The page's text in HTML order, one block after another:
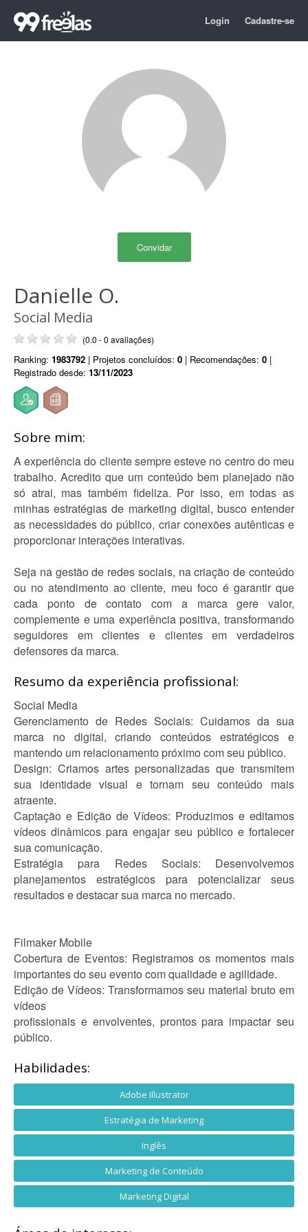
Login Cadastre-se
Convidar
Danielle O.
Social Media
(0.0 - 0 avaliações)
Ranking: 1983792 | Projetos concluídos: 0 | Recomendações: 0 |
Registrado desde: 13/11/2023
Sobre mim:
A experiência do cliente sempre esteve no centro do meu
trabalho. Acredito que um conteúdo bem planejado não
só atrai, mas também fideliza. Por isso, em todas as
minhas estratégias de marketing digital, busco entender
as necessidades do público, criar conexões autênticas e
proporcionar interações interativas.
Seja na gestão de redes sociais, na criação de conteúdo
ou no atendimento ao cliente, meu foco é garantir que
cada ponto de contato com a marca gere valor,
complemente e uma experiência positiva, transformando
seguidores em clientes e clientes em verdadeiros
defensores da marca.
Resumo da experiência profissional:
Social Media
Gerenciamento de Redes Sociais: Cuidamos da sua
marca no digital, criando conteúdos estratégicos e
mantendo um relacionamento próximo com seu público.
Design: Criamos artes personalizadas que transmitem
sua identidade visual e tornam seu conteúdo mais
atraente.
Captação e Edição de Vídeos: Produzimos e editamos
vídeos dinâmicos para engajar seu público e fortalecer
sua comunicação.
Estratégia para Redes Sociais: Desenvolvemos
planejamentos estratégicos para potencializar seus
resultados e destacar sua marca no mercado.
Filmaker Mobile
Cobertura de Eventos: Registramos os momentos mais
importantes do seu evento com qualidade e agilidade.
Edição de Vídeos: Transformamos seu material bruto em
vídeos
profissionais e envolventes, prontos para impactar seu
público.
Habilidades:
Adobe Illustrator
Estratégia de Marketing
Inglês
Marketing de Conteúdo
Marketing Digital